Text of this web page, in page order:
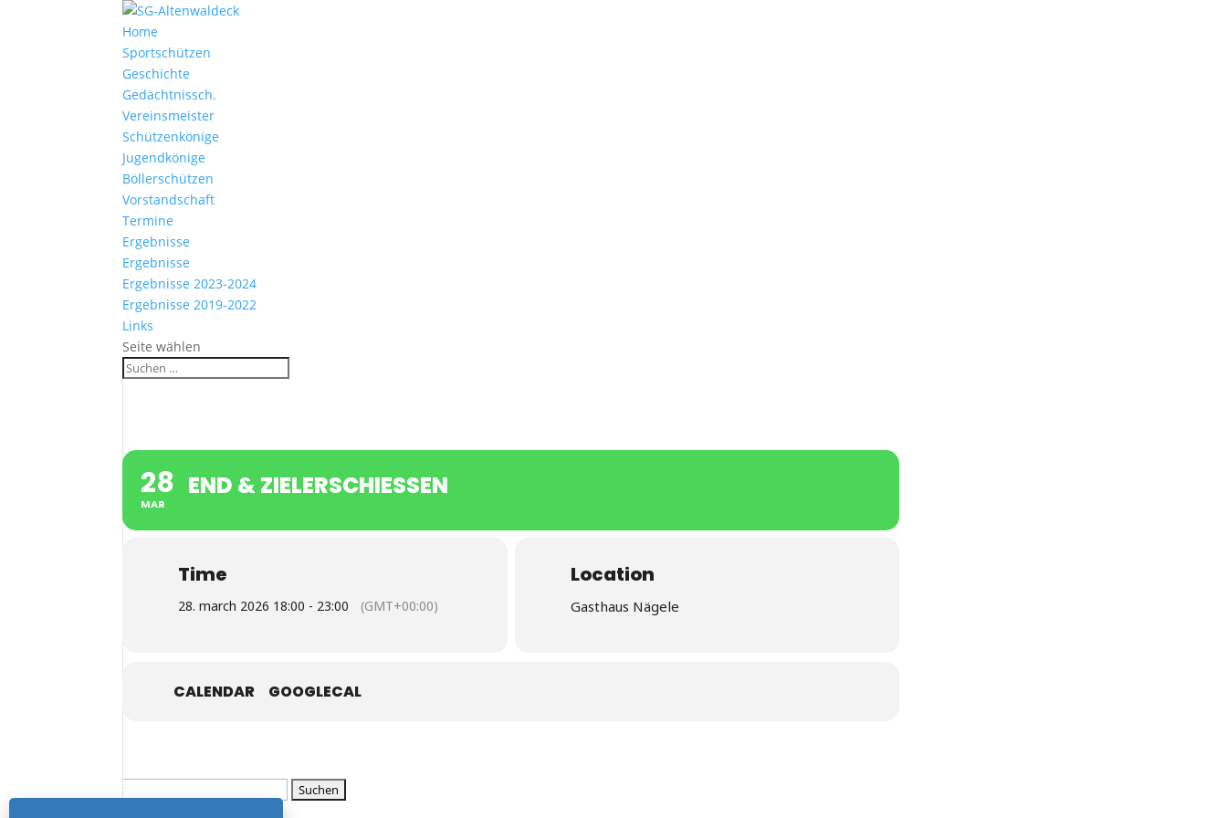
Home
Sportschützen
Geschichte
Gedächtnissch.
Vereinsmeister
Schützenkönige
Jugendkönige
Böllerschützen
Vorstandschaft
Termine
Ergebnisse
Ergebnisse
Ergebnisse 2023-2024
Ergebnisse 2019-2022
Links
Seite wählen
28
MAR
END & ZIELERSCHIESSEN
Time
28. march 2026 18:00 - 23:00 (GMT+00:00)
Location
Gasthaus Nägele
CALENDAR GOOGLECAL